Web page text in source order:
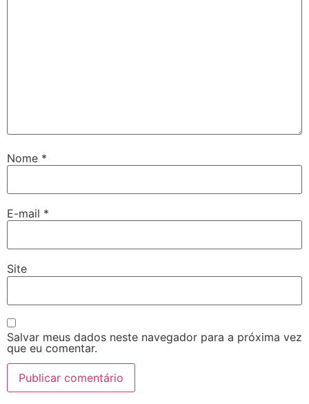
Nome *
E-mail *
Site
Salvar meus dados neste navegador para a próxima vez
que eu comentar.